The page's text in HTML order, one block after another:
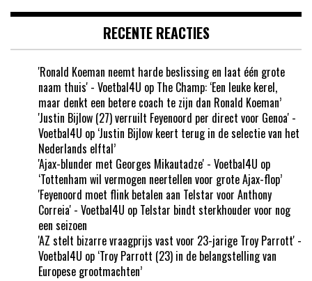
RECENTE REACTIES
'Ronald Koeman neemt harde beslissing en laat één grote
naam thuis' - Voetbal4U op The Champ: ‘Een leuke kerel,
maar denkt een betere coach te zijn dan Ronald Koeman’
'Justin Bijlow (27) verruilt Feyenoord per direct voor Genoa' -
Voetbal4U op ‘Justin Bijlow keert terug in de selectie van het
Nederlands elftal’
'Ajax-blunder met Georges Mikautadze' - Voetbal4U op
‘Tottenham wil vermogen neertellen voor grote Ajax-flop’
'Feyenoord moet flink betalen aan Telstar voor Anthony
Correia' - Voetbal4U op Telstar bindt sterkhouder voor nog
een seizoen
'AZ stelt bizarre vraagprijs vast voor 23-jarige Troy Parrott' -
Voetbal4U op ‘Troy Parrott (23) in de belangstelling van
Europese grootmachten’